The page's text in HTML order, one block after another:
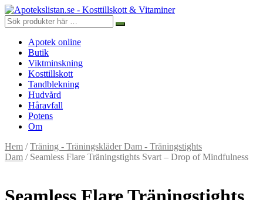
Apotek online
Butik
Viktminskning
Kosttillskott
Tandblekning
Hudvård
Håravfall
Potens
Om
Hem /Träning - Träningskläder Dam - Träningstights
Dam / Seamless Flare Träningstights Svart – Drop of Mindfulness